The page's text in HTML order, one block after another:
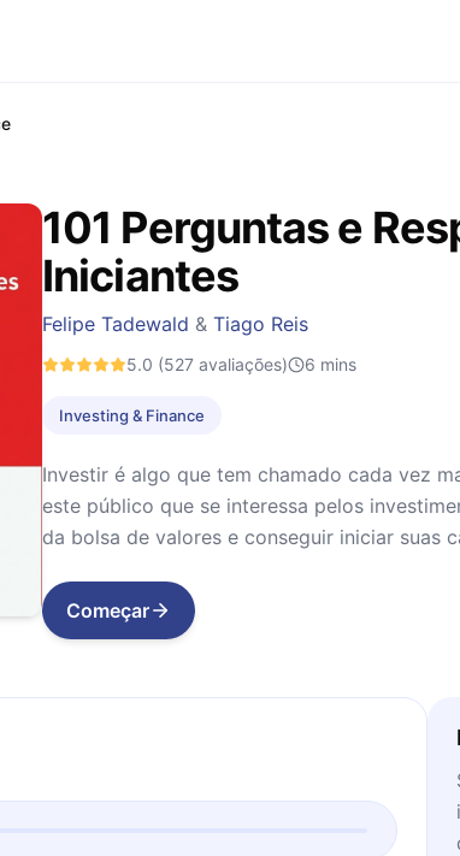
101 Perguntas e
Iniciantes
Felipe Tadewald & Tiago Reis
5.0 (527 avaliações) 6 mins
Investing & Finance
Investir é algo que tem chamado cada vez
este público que se interessa pelos
da bolsa de valores e conseguir iniciar suas
Começar